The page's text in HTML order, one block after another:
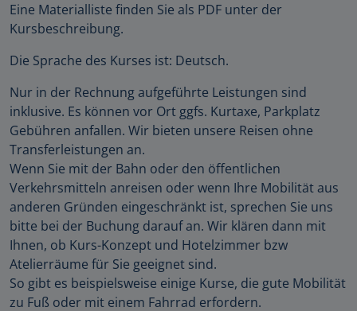
Eine Materialliste finden Sie als PDF unter der
Kursbeschreibung.
Die Sprache des Kurses ist: Deutsch.
Nur in der Rechnung aufgeführte Leistungen sind
inklusive. Es können vor Ort ggfs. Kurtaxe, Parkplatz
Gebühren anfallen. Wir bieten unsere Reisen ohne
Transferleistungen an.
Wenn Sie mit der Bahn oder den öffentlichen
Verkehrsmitteln anreisen oder wenn Ihre Mobilität aus
anderen Gründen eingeschränkt ist, sprechen Sie uns
bitte bei der Buchung darauf an. Wir klären dann mit
Ihnen, ob Kurs-Konzept und Hotelzimmer bzw
Atelierräume für Sie geeignet sind.
So gibt es beispielsweise einige Kurse, die gute Mobilität
zu Fuß oder mit einem Fahrrad erfordern.